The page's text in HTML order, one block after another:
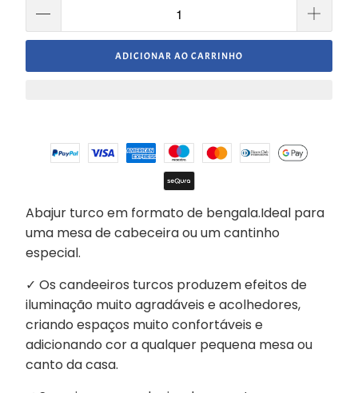
ADICIONAR AO CARRINHO
Abajur turco em formato de bengala.Ideal para
uma mesa de cabeceira ou um cantinho
especial.
✓ Os candeeiros turcos produzem efeitos de
iluminação muito agradáveis ​​e acolhedores,
criando espaços muito confortáveis ​​e
adicionando cor a qualquer pequena mesa ou
canto da casa.